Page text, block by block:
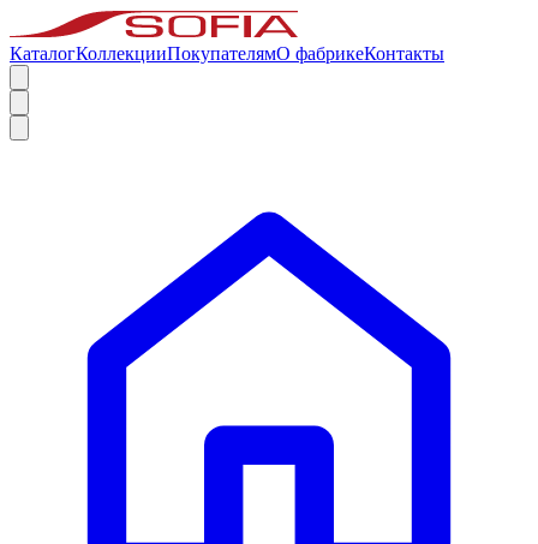
КаталогКоллекцииПокупателямО фабрикеКонтакты